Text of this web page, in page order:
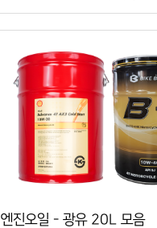
엔진오일 - 광유 20L 모음